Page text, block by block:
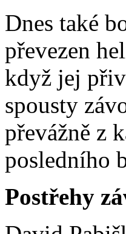
Dnes také
převezen
když jej
spousty
převážně z
posledního
Postřehy